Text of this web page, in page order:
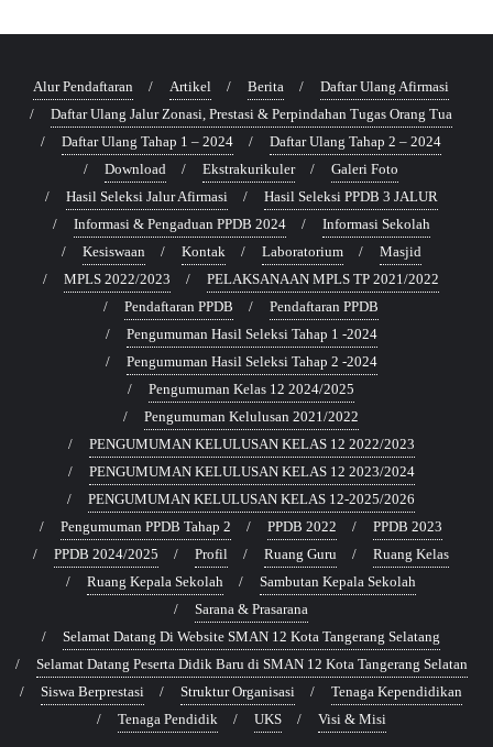
Alur Pendaftaran Artikel Berita
Daftar Ulang Afirmasi
Daftar Ulang Jalur Zonasi, Prestasi & Perpindahan Tugas Orang Tua
Daftar Ulang Tahap 1 – 2024
Daftar Ulang Tahap 2 – 2024
Download
Ekstrakurikuler
Galeri Foto
Hasil Seleksi Jalur Afirmasi
Hasil Seleksi PPDB 3 JALUR
Informasi & Pengaduan PPDB 2024
Informasi Sekolah
Kesiswaan
Kontak Laboratorium
Masjid
MPLS 2022/2023
PELAKSANAAN MPLS TP 2021/2022
Pendaftaran PPDB
Pendaftaran PPDB
Pengumuman Hasil Seleksi Tahap 1 -2024
Pengumuman Hasil Seleksi Tahap 2 -2024
Pengumuman Kelas 12 2024/2025
Pengumuman Kelulusan 2021/2022
PENGUMUMAN KELULUSAN KELAS 12 2022/2023
PENGUMUMAN KELULUSAN KELAS 12 2023/2024
PENGUMUMAN KELULUSAN KELAS 12-2025/2026
Pengumuman PPDB Tahap 2
PPDB 2022
PPDB 2023
PPDB 2024/2025
Profil Ruang Guru
Ruang Kelas
Ruang Kepala Sekolah
Sambutan Kepala Sekolah
Sarana & Prasarana
Selamat Datang Di Website SMAN 12 Kota Tangerang Selatang
Selamat Datang Peserta Didik Baru di SMAN 12 Kota Tangerang Selatan
Siswa Berprestasi
Struktur Organisasi
Tenaga Kependidikan
Tenaga Pendidik
UKS Visi & Misi